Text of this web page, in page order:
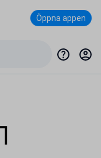
Öppna appen